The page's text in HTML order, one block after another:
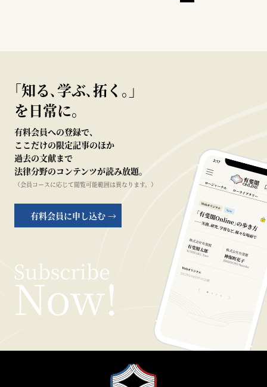
｢知る､学ぶ､拓く｡｣
を日常に。
有料会員への登録で、
ここだけの限定記事のほか
過去の文献まで
法律分野のコンテンツが読み放題。
（会員コースに応じて閲覧可能範囲は異なります。）
有料会員に申し込む →